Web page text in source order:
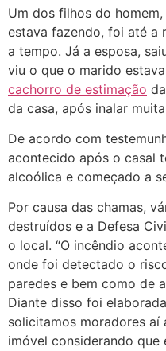
Um dos filhos do
estava fazendo, foi até a
a tempo. Já a esposa,
viu o que o marido
cachorro de estimação
da casa, após inalar
De acordo com
acontecido após o casal
alcoólica e começado a
Por causa das chamas,
destruídos e a Defesa
o local. “O incêndio
onde foi detectado o
paredes e bem como de
Diante disso foi
solicitamos moradores
imóvel considerando